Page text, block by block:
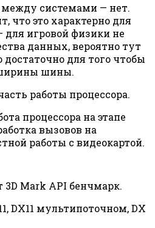
между системами — нет.
что это характерно для
для игровой физики не
данных, вероятно тут
для того чтобы
шины.
работы процессора.
процессора на этапе
вызовов на
работы с видеокартой.
Mark API бенчмарк.
DX11 мультипоточном, DX